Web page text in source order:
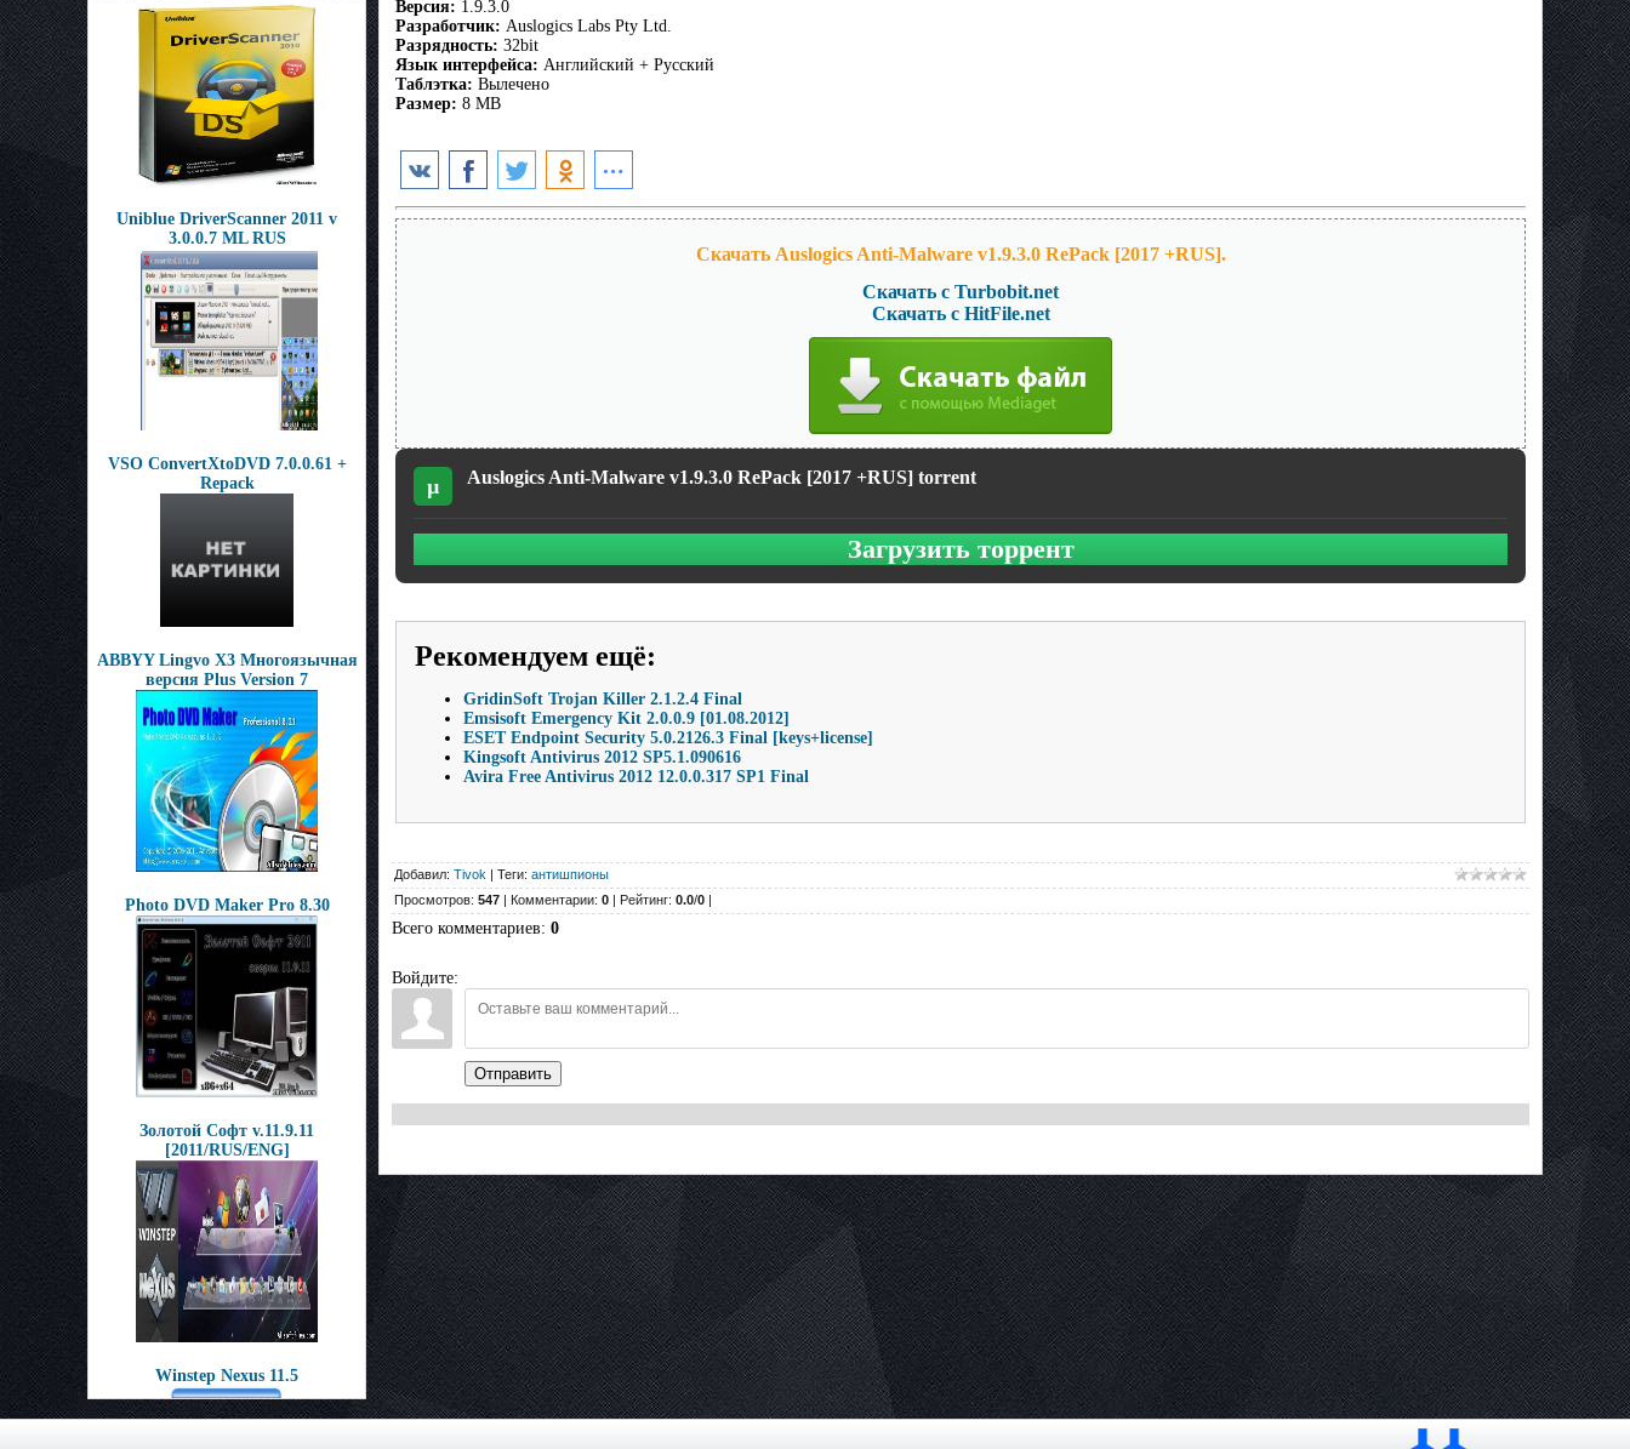
Uniblue DriverScanner 2011 v
3.0.0.7 ML RUS
VSO ConvertXtoDVD 7.0.0.61 +
Repack
ABBYY Lingvo X3 Многоязычная
версия Plus Version 7
Photo DVD Maker Pro 8.30
Золотой Софт v.11.9.11
[2011/RUS/ENG]
Winstep Nexus 11.5
Версия: 1.9.3.0
Разработчик: Auslogics Labs Pty Ltd.
Разрядность: 32bit
Язык интерфейса: Английский + Русский
Таблэтка: Вылечено
Размер: 8 MB
Скачать Auslogics Anti-Malware v1.9.3.0 RePack [2017 +RUS].
Скачать с Turbobit.net
Скачать с HitFile.net
µ Auslogics Anti-Malware v1.9.3.0 RePack [2017 +RUS] torrent
Загрузить торрент
Рекомендуем ещё:
GridinSoft Trojan Killer 2.1.2.4 Final
Emsisoft Emergency Kit 2.0.0.9 [01.08.2012]
ESET Endpoint Security 5.0.2126.3 Final [keys+license]
Kingsoft Antivirus 2012 SP5.1.090616
Avira Free Antivirus 2012 12.0.0.317 SP1 Final
Добавил: Tivok | Теги: антишпионы
Просмотров: 547 | Комментарии: 0 | Рейтинг: 0.0/0 |
Всего комментариев: 0
Войдите:
Отправить